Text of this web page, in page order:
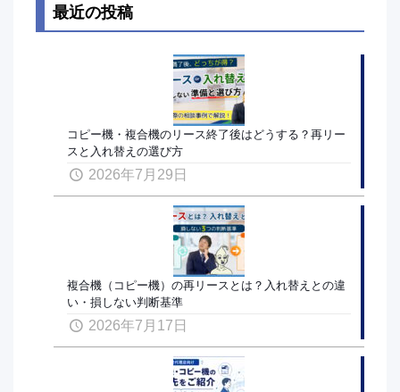
最近の投稿
コピー機・複合機のリース終了後はどうする？再リー
スと入れ替えの選び方
2026年7月29日
複合機（コピー機）の再リースとは？入れ替えとの違
い・損しない判断基準
2026年7月17日